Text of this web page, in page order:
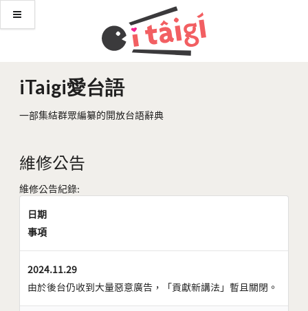
iTaigi愛台語
一部集結群眾編纂的開放台語辭典
維修公告
維修公告紀錄:
日期
事項
2024.11.29
由於後台仍收到大量惡意廣告，「貢獻新講法」暫且關閉。